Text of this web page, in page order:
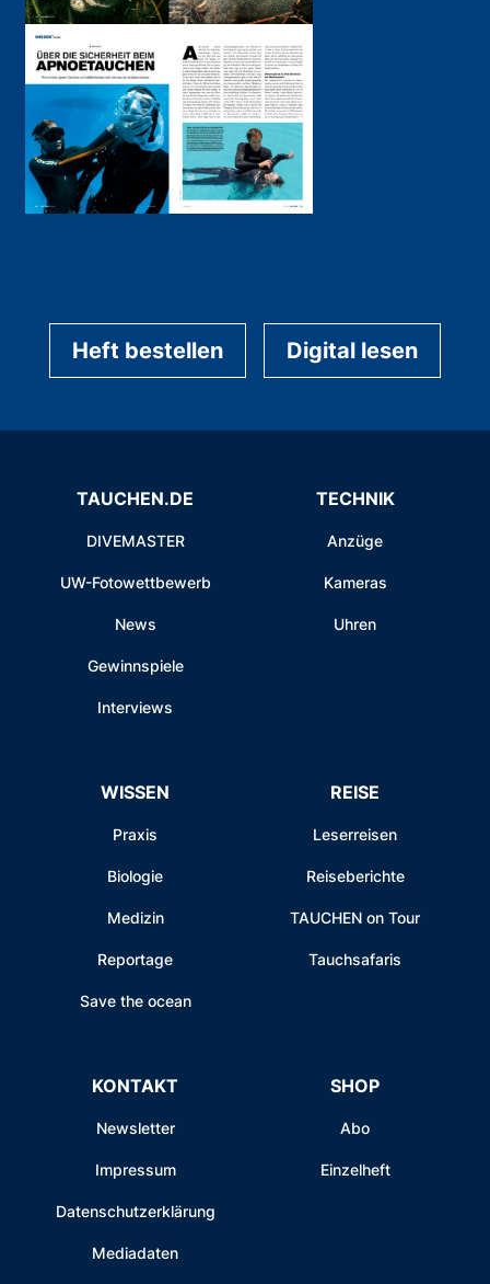
Heft bestellen Digital lesen
TAUCHEN.DE
DIVEMASTER
UW-Fotowettbewerb
News
Gewinnspiele
Interviews
TECHNIK
Anzüge
Kameras
Uhren
WISSEN
Praxis
Biologie
Medizin
Reportage
Save the ocean
REISE
Leserreisen
Reiseberichte
TAUCHEN on Tour
Tauchsafaris
KONTAKT
Newsletter
Impressum
Datenschutzerklärung
Mediadaten
SHOP
Abo
Einzelheft